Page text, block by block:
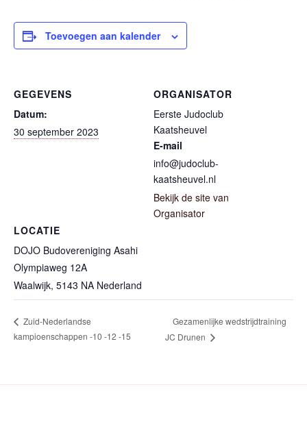
Toevoegen aan kalender
GEGEVENS
Datum:
30 september 2023
LOCATIE
DOJO Budovereniging Asahi
Olympiaweg 12A
Waalwijk, 5143 NA Nederland
ORGANISATOR
Eerste Judoclub
Kaatsheuvel
E-mail
info@judoclub-
kaatsheuvel.nl
Bekijk de site van
Organisator
Zuid-Nederlandse
kampioenschappen -10 -12 -15
Gezamenlijke wedstrijdtraining
JC Drunen